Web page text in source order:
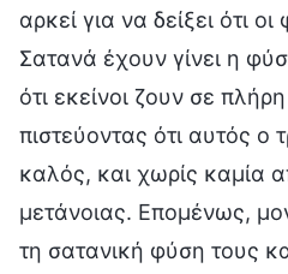
αρκεί για να δείξει ότι
Σατανά έχουν γίνει η
ότι εκείνοι ζουν σε
πιστεύοντας ότι αυτός ο
καλός, και χωρίς καμία
μετάνοιας. Επομένως,
τη σατανική φύση τους